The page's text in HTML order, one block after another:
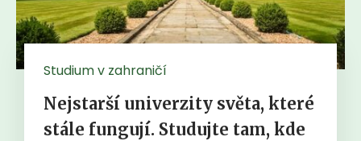
Studium v zahraničí
Nejstarší univerzity světa, které
stále fungují. Studujte tam, kde